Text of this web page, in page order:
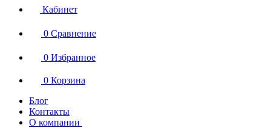
Кабинет
0 Сравнение
0 Избранное
0 Корзина
Блог
Контакты
О компании